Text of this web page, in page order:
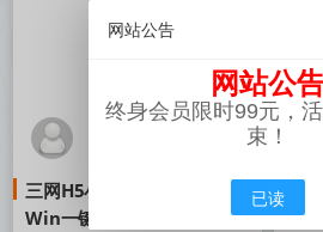
三网H5小游戏【生化围城】
Win一键服务端+Linux手工
三
Win
网站公告
网站公
终身会员限时99元，
束！
已读